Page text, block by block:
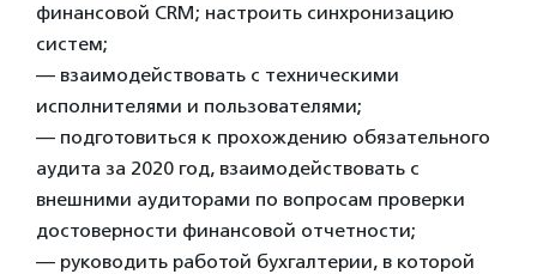
финансовой CRM; настроить синхронизацию
систем;
— взаимодействовать с техническими
исполнителями и пользователями;
— подготовиться к прохождению обязательного
аудита за 2020 год, взаимодействовать с
внешними аудиторами по вопросам проверки
достоверности финансовой отчетности;
— руководить работой бухгалтерии, в которой